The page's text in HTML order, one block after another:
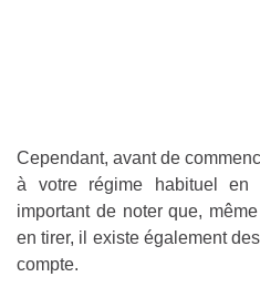
Cependant, avant de
à votre régime habituel
important de noter que,
en tirer, il existe également
compte.